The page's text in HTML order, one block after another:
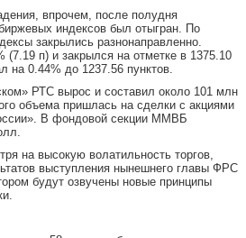
впрочем, после полудня
индексов был отыгран. По
закрылись разнонаправленно.
п) и закрылся на отметке в 1375.10
на 0.44% до 1237.56 пунктов.
РТС вырос и составил около 101 млн
объема пришлась на сделки с акциями
В фондовой секции ММВБ
на высокую волатильность торгов,
выступления нынешнего главы ФРС
будут озвучены новые принципы